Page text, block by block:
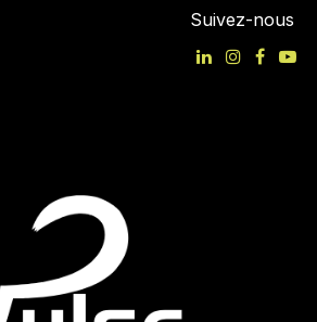
Suivez-nous